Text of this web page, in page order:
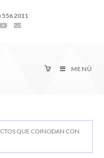
556 2011
MENÚ
QUE COINCIDAN CON